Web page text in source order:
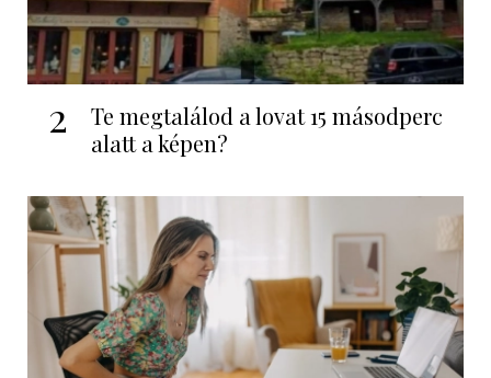
2
Te megtalálod a lovat 15 másodperc
alatt a képen?